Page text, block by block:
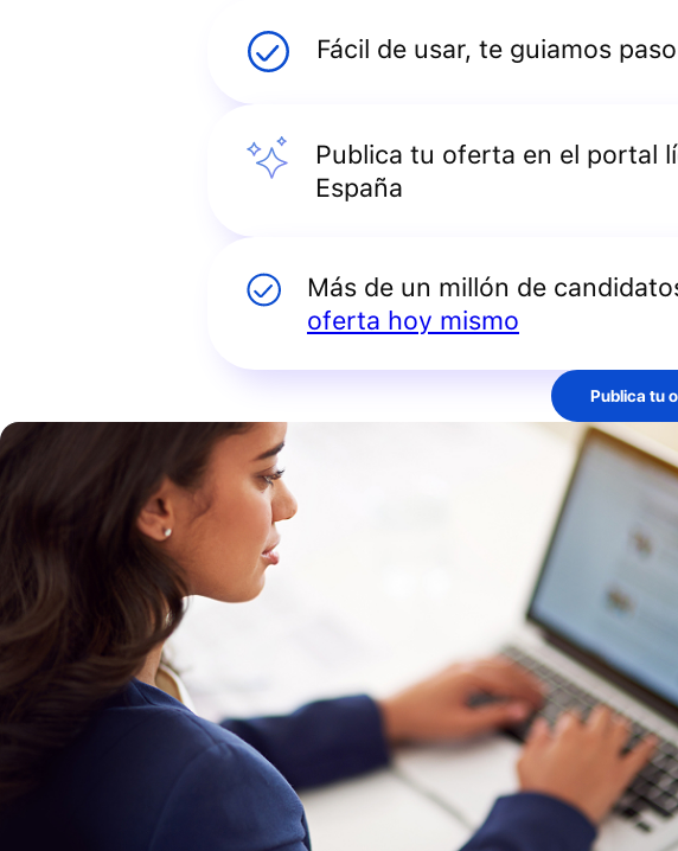
Fácil de usar, te guiamos
Publica tu oferta en el portal
España
Más de un millón de
oferta hoy mismo
Publica tu